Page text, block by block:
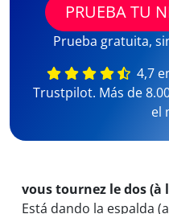
PRUEBA TU
Prueba gratuita,
4,7
Trustpilot. Más de
el
vous tournez le dos
Está dando la espalda